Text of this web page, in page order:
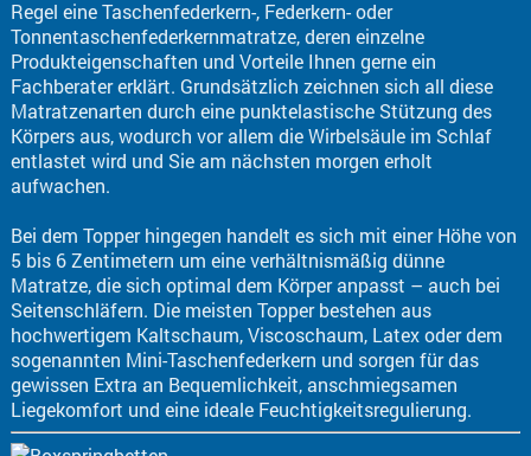
Regel eine Taschenfederkern-, Federkern- oder
Tonnentaschenfederkernmatratze, deren einzelne
Produkteigenschaften und Vorteile Ihnen gerne ein
Fachberater erklärt. Grundsätzlich zeichnen sich all diese
Matratzenarten durch eine punktelastische Stützung des
Körpers aus, wodurch vor allem die Wirbelsäule im Schlaf
entlastet wird und Sie am nächsten morgen erholt
aufwachen.
Bei dem Topper hingegen handelt es sich mit einer Höhe von
5 bis 6 Zentimetern um eine verhältnismäßig dünne
Matratze, die sich optimal dem Körper anpasst – auch bei
Seitenschläfern. Die meisten Topper bestehen aus
hochwertigem Kaltschaum, Viscoschaum, Latex oder dem
sogenannten Mini-Taschenfederkern und sorgen für das
gewissen Extra an Bequemlichkeit, anschmiegsamen
Liegekomfort und eine ideale Feuchtigkeitsregulierung.